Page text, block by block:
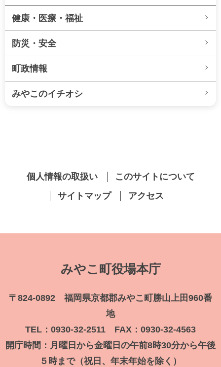
健康・医療・福祉
防災・安全
町政情報
みやこのイチオシ
個人情報の取扱い
このサイトについて
サイトマップ
アクセス
みやこ町役場本庁
〒824-0892 福岡県京都郡みやこ町勝山上田960番
地
TEL：0930-32-2511 FAX：0930-32-4563
開庁時間：月曜日から金曜日の午前8時30分から午後
５時まで（祝日、年末年始を除く）